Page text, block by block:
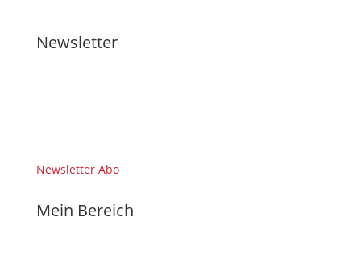
Newsletter
Newsletter Abo
Mein Bereich